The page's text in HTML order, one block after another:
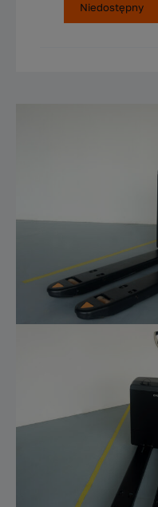
Niedostępny